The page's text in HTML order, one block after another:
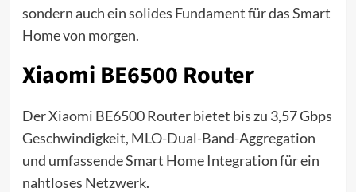
sondern auch ein solides Fundament für das Smart
Home von morgen.
Xiaomi BE6500 Router
Der Xiaomi BE6500 Router bietet bis zu 3,57 Gbps
Geschwindigkeit, MLO-Dual-Band-Aggregation
und umfassende Smart Home Integration für ein
nahtloses Netzwerk.